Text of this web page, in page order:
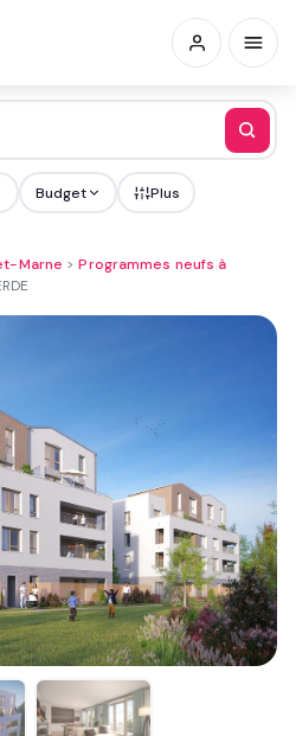
Budget Plus
Marne >Programmes neufs à